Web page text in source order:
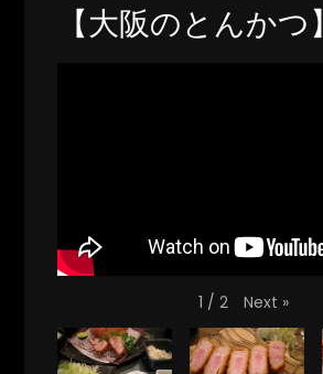
【大阪のとんかつ】
1 / 2 Next »